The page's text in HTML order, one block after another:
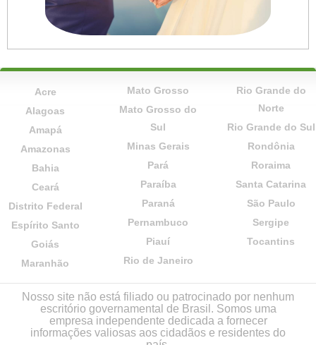
Acre
Alagoas
Amapá
Amazonas
Bahia
Ceará
Distrito Federal
Espírito Santo
Goiás
Maranhão
Mato Grosso
Mato Grosso do
Sul
Minas Gerais
Pará
Paraíba
Paraná
Pernambuco
Piauí
Rio de Janeiro
Rio Grande do
Norte
Rio Grande do Sul
Rondônia
Roraima
Santa Catarina
São Paulo
Sergipe
Tocantins
Nosso site não está filiado ou patrocinado por nenhum
escritório governamental de Brasil. Somos uma
empresa independente dedicada a fornecer
informações valiosas aos cidadãos e residentes do